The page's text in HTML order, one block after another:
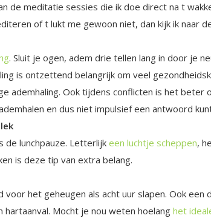
de meditatie sessies die ik doe direct na t
of t lukt me gewoon niet, dan kijk ik naar
. Sluit je ogen, adem drie tellen lang in door je
is ontzettend belangrijk om veel
ademhaling. Ook tijdens conflicten is het beter
en dus niet impulsief een antwoord
de lunchpauze. Letterlijk een luchtje scheppen,
is deze tip van extra belang.
voor het geheugen als acht uur slapen. Ook
Mocht je nou weten hoelang het